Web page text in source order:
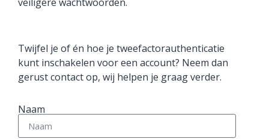
Twijfel je of én hoe je tweefactorauthenticatie
kunt inschakelen voor een account? Neem dan
gerust contact op, wij helpen je graag verder.
Naam